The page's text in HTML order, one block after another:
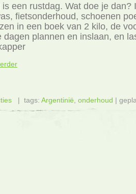
is een rustdag. Wat doe je dan?
fietsonderhoud, schoenen
in een boek van 2 kilo, de
dagen plannen en inslaan, en
| tags: Argentinië, onderhoud |